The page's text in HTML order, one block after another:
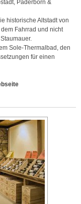
Paderborn &
historische Altstadt von
Fahrrad und nicht
Sole-Thermalbad, den
für einen